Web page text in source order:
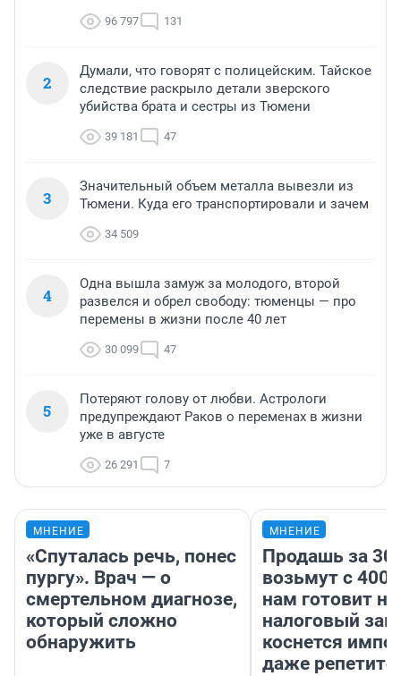
96 797 131
2
Думали, что говорят с полицейским. Тайское
следствие раскрыло детали зверского
убийства брата и сестры из Тюмени
39 181 47
3
Значительный объем металла вывезли из
Тюмени. Куда его транспортировали и зачем
34 509
4
Одна вышла замуж за молодого, второй
развелся и обрел свободу: тюменцы — про
перемены в жизни после 40 лет
30 099 47
5
Потеряют голову от любви. Астрологи
предупреждают Раков о переменах в жизни
уже в августе
26 291 7
МНЕНИЕ
«Спуталась речь, понес
пургу». Врач — о
смертельном диагнозе,
который сложно
обнаружить
МНЕНИЕ
Продашь за
возьмут с
нам готовит
налоговый
коснется
даже